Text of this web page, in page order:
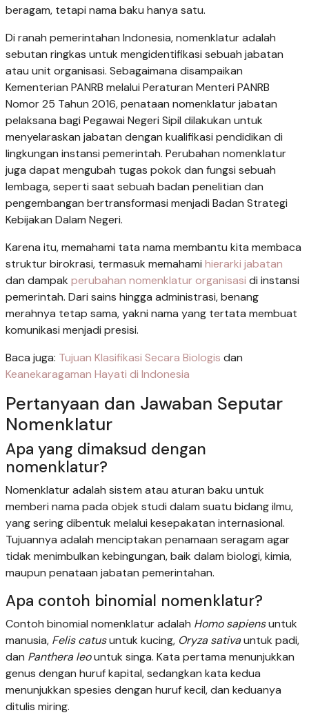
beragam, tetapi nama baku hanya satu.
Di ranah pemerintahan Indonesia, nomenklatur adalah
sebutan ringkas untuk mengidentifikasi sebuah jabatan
atau unit organisasi. Sebagaimana disampaikan
Kementerian PANRB melalui Peraturan Menteri PANRB
Nomor 25 Tahun 2016, penataan nomenklatur jabatan
pelaksana bagi Pegawai Negeri Sipil dilakukan untuk
menyelaraskan jabatan dengan kualifikasi pendidikan di
lingkungan instansi pemerintah. Perubahan nomenklatur
juga dapat mengubah tugas pokok dan fungsi sebuah
lembaga, seperti saat sebuah badan penelitian dan
pengembangan bertransformasi menjadi Badan Strategi
Kebijakan Dalam Negeri.
Karena itu, memahami tata nama membantu kita membaca
struktur birokrasi, termasuk memahami hierarki jabatan
dan dampak perubahan nomenklatur organisasi di instansi
pemerintah. Dari sains hingga administrasi, benang
merahnya tetap sama, yakni nama yang tertata membuat
komunikasi menjadi presisi.
Baca juga: Tujuan Klasifikasi Secara Biologis dan
Keanekaragaman Hayati di Indonesia
Pertanyaan dan Jawaban Seputar
Nomenklatur
Apa yang dimaksud dengan
nomenklatur?
Nomenklatur adalah sistem atau aturan baku untuk
memberi nama pada objek studi dalam suatu bidang ilmu,
yang sering dibentuk melalui kesepakatan internasional.
Tujuannya adalah menciptakan penamaan seragam agar
tidak menimbulkan kebingungan, baik dalam biologi, kimia,
maupun penataan jabatan pemerintahan.
Apa contoh binomial nomenklatur?
Contoh binomial nomenklatur adalah Homo sapiensuntuk
manusia, Felis catusuntuk kucing, Oryza sativauntuk padi,
dan Panthera leountuk singa. Kata pertama menunjukkan
genus dengan huruf kapital, sedangkan kata kedua
menunjukkan spesies dengan huruf kecil, dan keduanya
ditulis miring.